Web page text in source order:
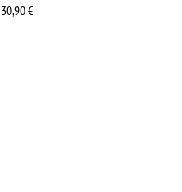
30,90€